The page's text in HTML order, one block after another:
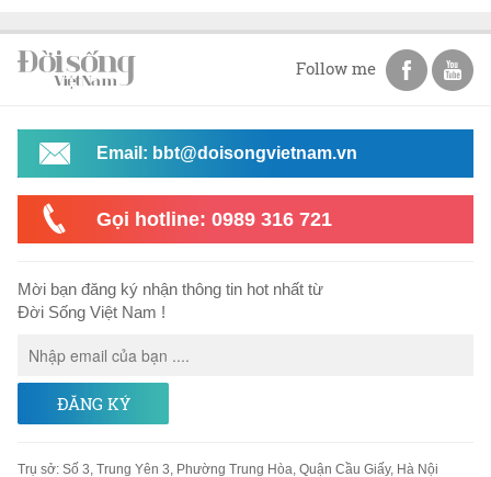
Follow me
Email: bbt@doisongvietnam.vn
Gọi hotline: 0989 316 721
Mời bạn đăng ký nhận thông tin hot nhất từ
Đời Sống Việt Nam !
ĐĂNG KÝ
Trụ sở: Số 3, Trung Yên 3, Phường Trung Hòa, Quận Cầu Giấy, Hà Nội